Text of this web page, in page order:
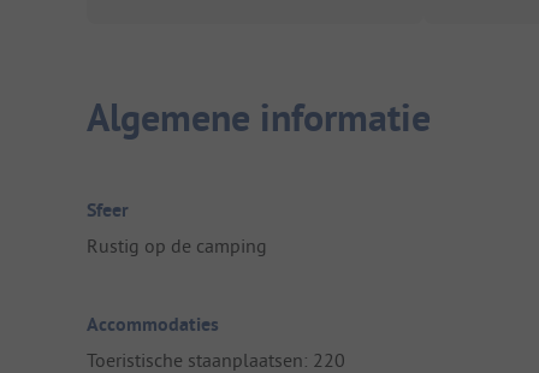
Algemene informatie
Sfeer
Rustig op de camping
Accommodaties
Toeristische staanplaatsen: 220